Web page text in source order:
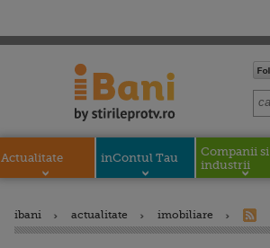
Actualitate inContul Tau
Companii si
industrii
ibani actualitate imobiliare